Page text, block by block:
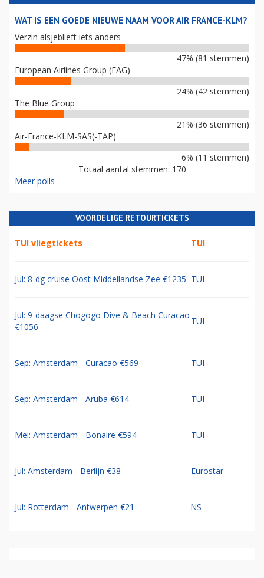
WAT IS EEN GOEDE NIEUWE NAAM VOOR AIR FRANCE-KLM?
Verzin alsjeblieft iets anders
47% (81 stemmen)
European Airlines Group (EAG)
24% (42 stemmen)
The Blue Group
21% (36 stemmen)
Air-France-KLM-SAS(-TAP)
6% (11 stemmen)
Totaal aantal stemmen: 170
Meer polls
VOORDELIGE RETOURTICKETS
TUI vliegtickets TUI
Jul: 8-dg cruise Oost Middellandse Zee €1235 TUI
Jul: 9-daagse Chogogo Dive & Beach Curacao
€1056
TUI
Sep: Amsterdam - Curacao €569 TUI
Sep: Amsterdam - Aruba €614 TUI
Mei: Amsterdam - Bonaire €594 TUI
Jul: Amsterdam - Berlijn €38 Eurostar
Jul: Rotterdam - Antwerpen €21 NS